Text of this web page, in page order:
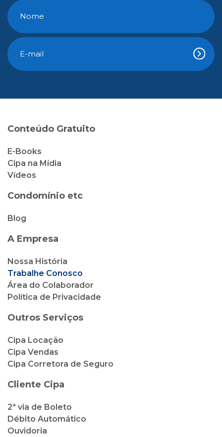
Conteúdo Gratuito
E-Books
Cipa na Mídia
Vídeos
Condomínio etc
Blog
A Empresa
Nossa História
Trabalhe Conosco
Área do Colaborador
Política de Privacidade
Outros Serviços
Cipa Locação
Cipa Vendas
Cipa Corretora de Seguro
Cliente Cipa
2ª via de Boleto
Débito Automático
Ouvidoria